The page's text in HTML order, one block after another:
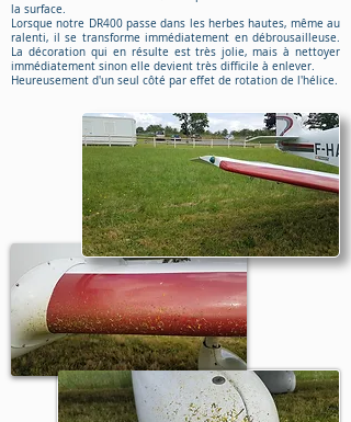
la surface.
Lorsque notre DR400 passe dans les herbes hautes, même au
ralenti, il se transforme immédiatement en débrousailleuse.
La décoration qui en résulte est très jolie, mais à nettoyer
immédiatement sinon elle devient très difficile à enlever.
Heureusement d'un seul côté par effet de rotation de l'hélice.